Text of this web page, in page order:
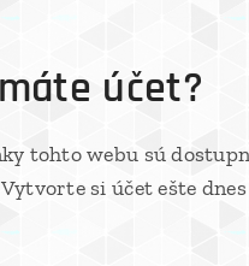
účet?
tohto webu sú
si účet ešte